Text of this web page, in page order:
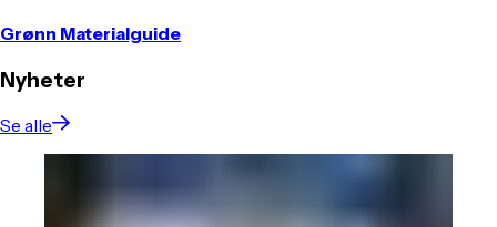
Grønn Materialguide
Nyheter
Se alle